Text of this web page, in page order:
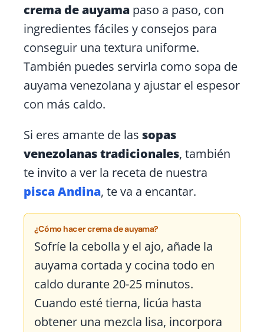
crema de auyama paso a paso, con
ingredientes fáciles y consejos para
conseguir una textura uniforme.
También puedes servirla como sopa de
auyama venezolana y ajustar el espesor
con más caldo.
Si eres amante de las sopas
venezolanas tradicionales, también
te invito a ver la receta de nuestra
pisca Andina, te va a encantar.
¿Cómo hacer crema de auyama?
Sofríe la cebolla y el ajo, añade la
auyama cortada y cocina todo en
caldo durante 20-25 minutos.
Cuando esté tierna, licúa hasta
obtener una mezcla lisa, incorpora